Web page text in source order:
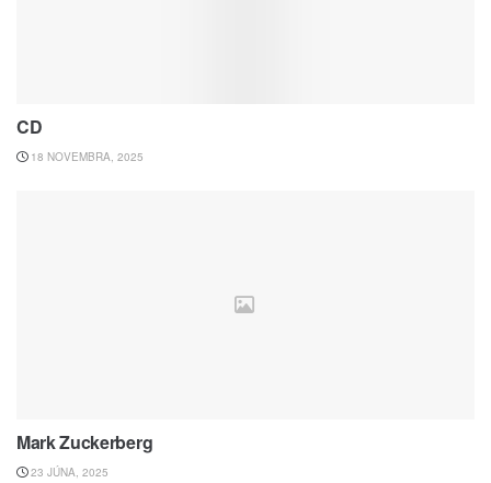
CD
18 NOVEMBRA, 2025
Mark Zuckerberg
23 JÚNA, 2025